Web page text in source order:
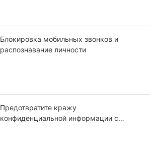
Блокировка мобильных звонков и
распознавание личности
Предотвратите кражу
конфиденциальной информации с